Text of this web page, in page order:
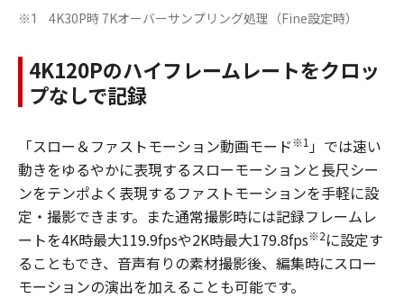
※1 4K30P時 7Kオーバーサンプリング処理（Fine設定時）
4K120Pのハイフレームレートをクロッ
プなしで記録
「スロー＆ファストモーション動画モード※1 」では速い
動きをゆるやかに表現するスローモーションと長尺シー
ンをテンポよく表現するファストモーションを手軽に設
定・撮影できます。また通常撮影時には記録フレームレ
ートを4K時最大119.9fpsや2K時最大179.8fps※2に設定す
ることもでき、音声有りの素材撮影後、編集時にスロー
モーションの演出を加えることも可能です。